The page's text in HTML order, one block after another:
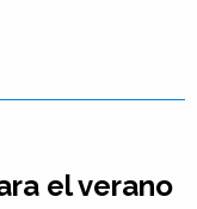
el verano